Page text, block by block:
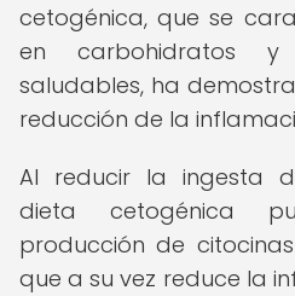
cetogénica, que se
en carbohidratos
saludables, ha
reducción de la
Al reducir la ingesta
dieta cetogénica
producción de
que a su vez reduce la